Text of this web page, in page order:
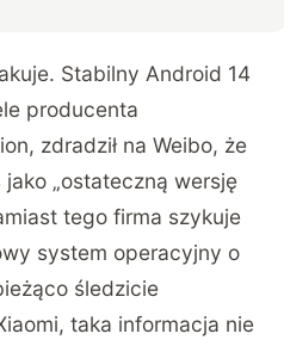
Stabilny Android 14
producenta
, zdradził na Weibo, że
„ostateczną wersję
tego firma szykuje
system operacyjny o
śledzicie
taka informacja nie